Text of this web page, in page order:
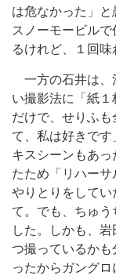
は危なかった」
スノーモービル
るけれど、１回味
一方の石井は、
い撮影法に「紙
だけで、せりふ
て、私は好きで
キスシーンもあ
たため「リハー
やりとりをしてい
て。でも、ちゅ
した。しかも、
つ撮っているか
ったからガング